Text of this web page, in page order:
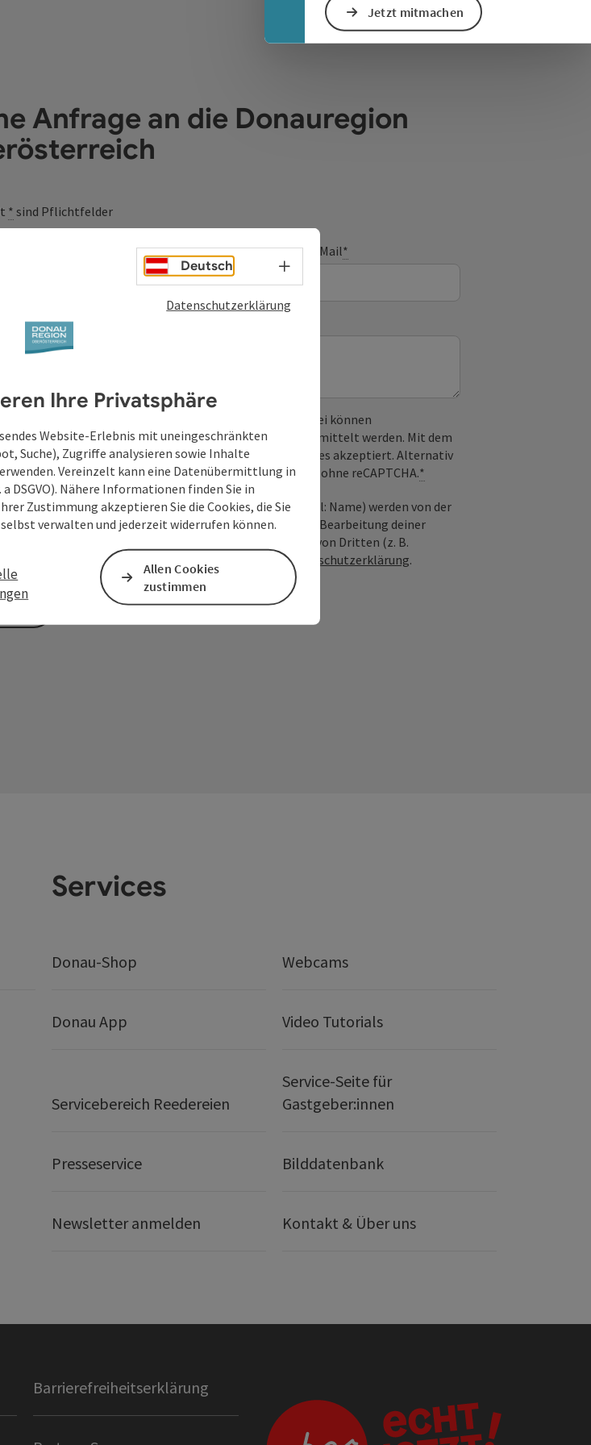
Jetzt mitmachen
Anfrage an die Donauregion
* sind Pflichtfelder
Nachname E-Mail*
Anfrage
Schutz vor Spam wird Google reCAPTCHA verwendet. Dabei können
Daten (z. B. die IP-Adresse) an Google übermittelt werden. Mit dem
des Formulars werden die dafür erforderlichen Cookies akzeptiert. Alternativ
Kontaktaufnahme jederzeit per E-Mail möglich – ganz ohne reCAPTCHA.*
gegebenen Daten (E-Mail-Adresse, Anfrage; optional: Name) werden von der
Oberösterreich Tourismus GmbH ausschließlich für die Bearbeitung deiner
und nur dann weitergegeben, wenn die Anfrage von Dritten (z. B.
Leistungsträger) zu beantworten ist. Siehe auchDatenschutzerklärung.
Services
Donau-Shop Webcams
Donau App Video Tutorials
Servicebereich Reedereien
Service-Seite für
Gastgeber:innen
Presseservice Bilddatenbank
Newsletter anmelden Kontakt & Über uns
Barrierefreiheitserklärung
Deutsch Sprachwahl - Menü öffnen
Datenschutzerklärung
Ihre Privatsphäre
Website-Erlebnis mit uneingeschränkten
Suche), Zugriffe analysieren sowie Inhalte
Vereinzelt kann eine Datenübermittlung in
Nähere Informationen finden Sie in
Zustimmung akzeptieren Sie die Cookies, die Sie
verwalten und jederzeit widerrufen können.
Allen Cookies
zustimmen